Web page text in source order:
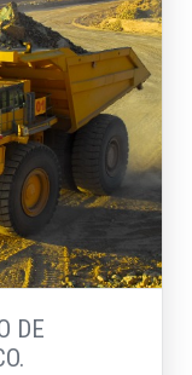
DE